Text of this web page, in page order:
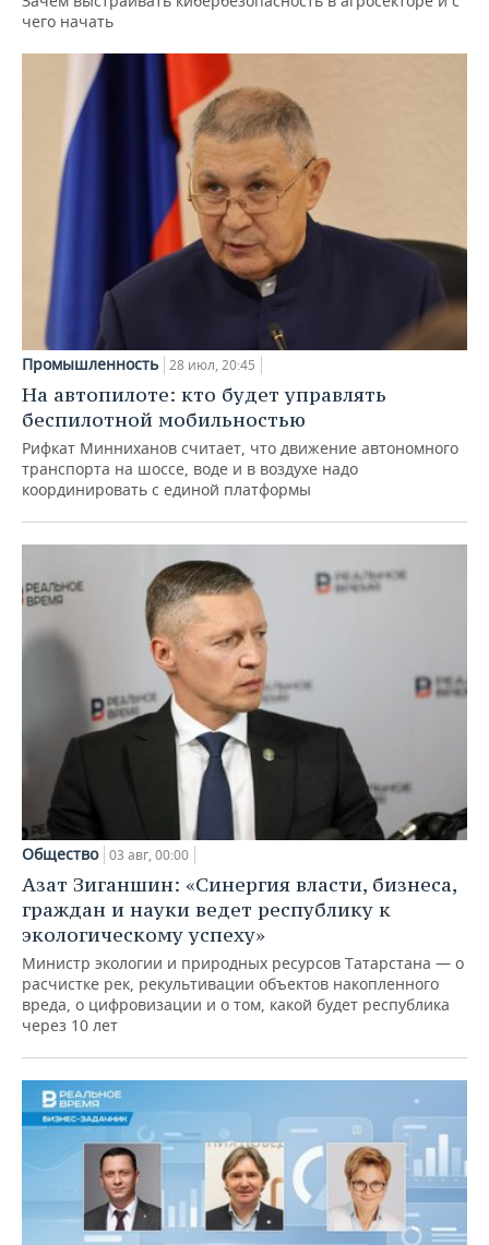
чего начать
Промышленность 28 июл, 20:45
На автопилоте: кто будет управлять
беспилотной мобильностью
Рифкат Минниханов считает, что движение автономного
транспорта на шоссе, воде и в воздухе надо
координировать с единой платформы
Общество 03 авг, 00:00
Азат Зиганшин: «Синергия власти, бизнеса,
граждан и науки ведет республику к
экологическому успеху»
Министр экологии и природных ресурсов Татарстана — о
расчистке рек, рекультивации объектов накопленного
вреда, о цифровизации и о том, какой будет республика
через 10 лет